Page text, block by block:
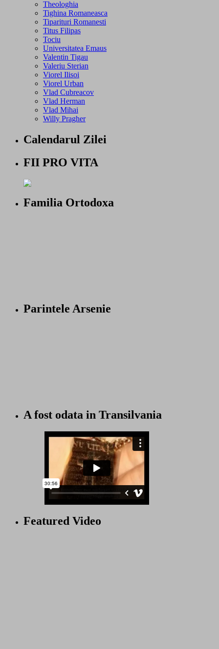
Theologhia
Tighina Romaneasca
Tiparituri Romanesti
Titus Filipas
Tociu
Universitatea Emaus
Valentin Tigau
Valeriu Sterian
Viorel Ilisoi
Viorel Urban
Vlad Cubreacov
Vlad Herman
Vlad Mihai
Willy Pragher
Calendarul Zilei
FII PRO VITA
Familia Ortodoxa
Parintele Arsenie
A fost odata in Transilvania
Featured Video